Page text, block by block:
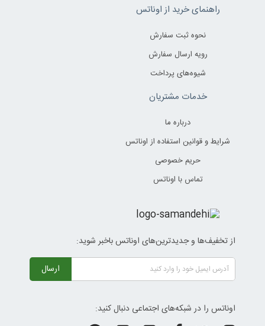
راهنمای خرید از اوناتس
نحوه ثبت سفارش
رویه ارسال سفارش
شیوه‌های پرداخت
خدمات مشتریان
درباره ما
شرایط و قوانین استفاده از اوناتس
حریم خصوصی
تماس با اوناتس
از تخفیف‌ها و جدیدترین‌های اوناتس باخبر شوید:
ارسال
اوناتس را در شبکه‌های اجتماعی دنبال کنید: